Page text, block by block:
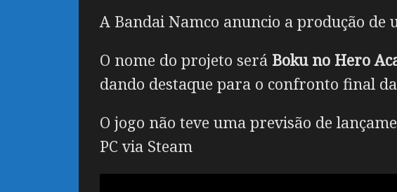
A Bandai Namco anuncio a produção
O nome do projeto será Boku no Hero
dando destaque para o confronto final
O jogo não teve uma previsão de
PC via Steam